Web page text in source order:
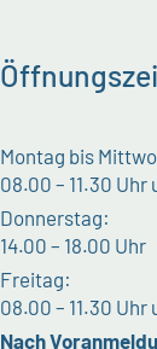
Montag bis
08.00 – 11.30 Uhr
Donnerstag:
14.00 – 18.00 Uhr
Freitag:
08.00 – 11.30 Uhr
Nach